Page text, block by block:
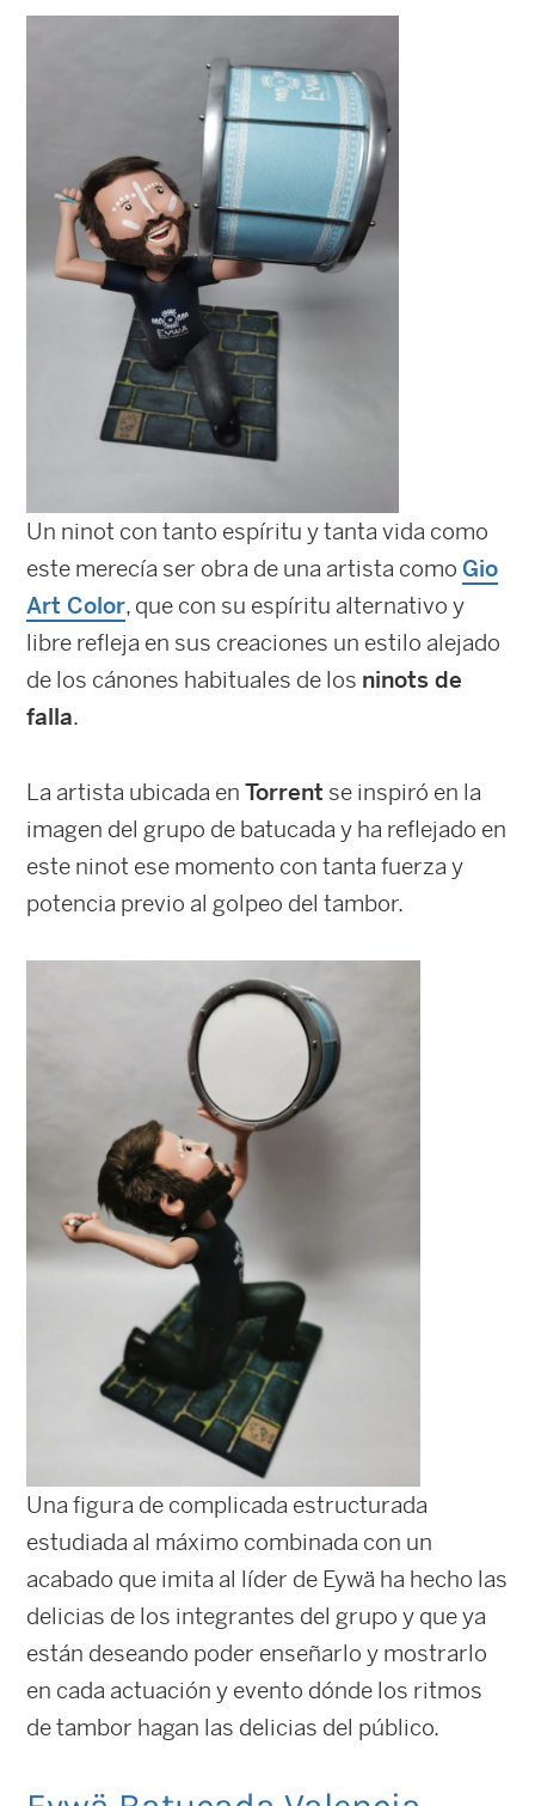
Un ninot con tanto espíritu y tanta vida como
este merecía ser obra de una artista como Gio
Art Color, que con su espíritu alternativo y
libre refleja en sus creaciones un estilo alejado
de los cánones habituales de los ninots de
falla.
La artista ubicada en Torrent se inspiró en la
imagen del grupo de batucada y ha reflejado en
este ninot ese momento con tanta fuerza y
potencia previo al golpeo del tambor.
Una figura de complicada estructurada
estudiada al máximo combinada con un
acabado que imita al líder de Eywä ha hecho las
delicias de los integrantes del grupo y que ya
están deseando poder enseñarlo y mostrarlo
en cada actuación y evento dónde los ritmos
de tambor hagan las delicias del público.